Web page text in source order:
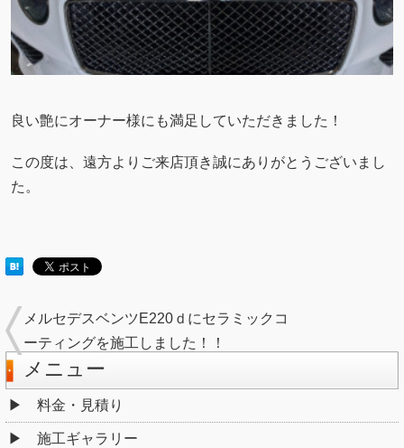
良い艶にオーナー様にも満足していただきました！
この度は、遠方よりご来店頂き誠にありがとうございまし
た。
メルセデスベンツE220ｄにセラミックコ
ーティングを施工しました！！
メニュー
料金・見積り
施工ギャラリー